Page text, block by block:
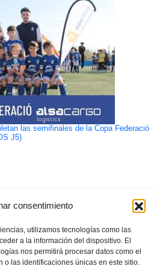
consentimiento
utilizamos tecnologías como las
a la información del dispositivo. El
nos permitirá procesar datos como el
o las identificaciones únicas en este sitio.
las semifinales de la Copa Federació
J5)